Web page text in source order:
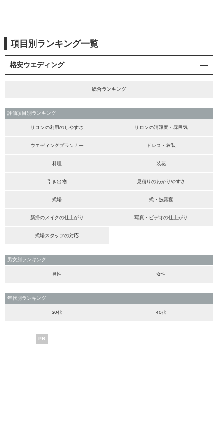
項目別ランキング一覧
格安ウエディング
総合ランキング
評価項目別ランキング
サロンの利用のしやすさ サロンの清潔度・雰囲気
ウエディングプランナー ドレス・衣装
料理 装花
引き出物 見積りのわかりやすさ
式場 式・披露宴
新婦のメイクの仕上がり 写真・ビデオの仕上がり
式場スタッフの対応
男女別ランキング
男性 女性
年代別ランキング
30代 40代
PR